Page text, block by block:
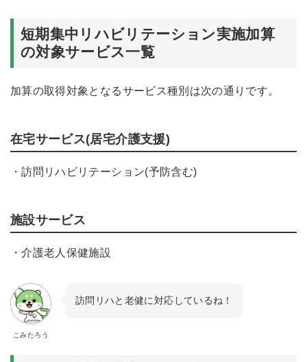
短期集中リハビリテーション実施加算
の対象サービス一覧
加算の取得対象となるサービス種別は次の通りです。
在宅サービス(居宅介護支援)
・訪問リハビリテーション(予防含む)
施設サービス
・介護老人保健施設
こみたろう
訪問リハと老健に対応しているね！